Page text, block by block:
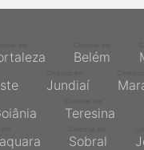
Belém
Jundiaí
Teresina
Sobral